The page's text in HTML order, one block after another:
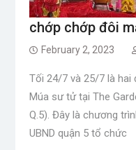
chớp chớp đôi
February 2, 2023
Tối 24/7 và 25/7 là hai
Múa sư tử tại The
Q.5). Đây là chương
UBND quận 5 tổ chức